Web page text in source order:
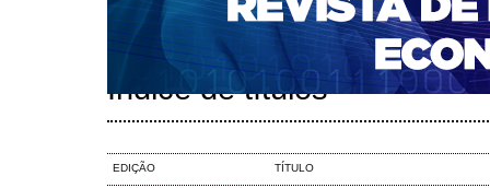
BASES DE DADOS E INDEXADORES
Capa Pesquisa >Índice de títulos
Índice de títulos
EDIÇÃO TÍTULO